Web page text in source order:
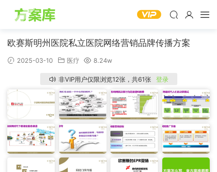
欧赛斯明州医院私立医院网络营销品牌传播方案
2025-03-10 医疗 8.24w
非VIP用户仅限浏览12张，共61张 登录